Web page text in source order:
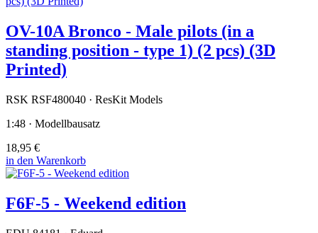
OV-10A Bronco - Male pilots (in a
standing position - type 1) (2 pcs) (3D
Printed)
RSK RSF480040 · ResKit Models
1:48 · Modellbausatz
18,95 €
in den Warenkorb
F6F-5 - Weekend edition